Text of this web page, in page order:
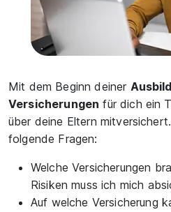
Mit dem Beginn deiner
Versicherungen für dich ein
über deine Eltern
folgende Fragen:
Welche Versicherungen
Risiken muss ich mich
Auf welche Versicherung